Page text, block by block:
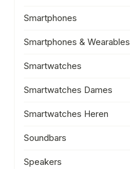
Smartphones
Smartphones & Wearables
Smartwatches
Smartwatches Dames
Smartwatches Heren
Soundbars
Speakers